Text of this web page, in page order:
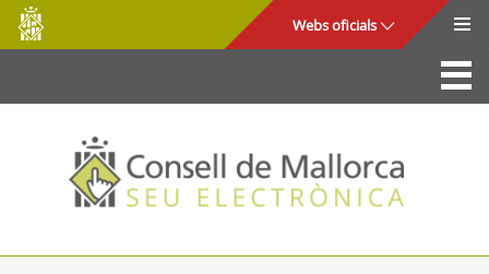
Salta al contingut principal
Consell
de
Mallorca
Webs oficials
La Seu
Consell de Mallorca
Accés i seguretat
Utilitats